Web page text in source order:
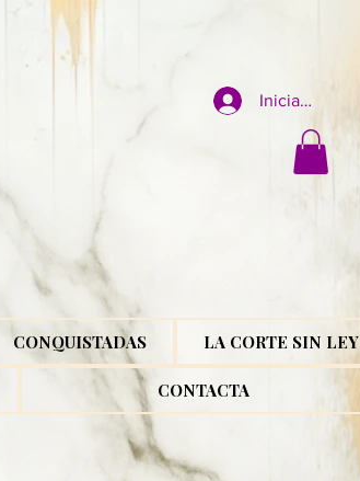
Iniciar sesión
CONQUISTADAS LA CORTE SIN LEY
CONTACTA